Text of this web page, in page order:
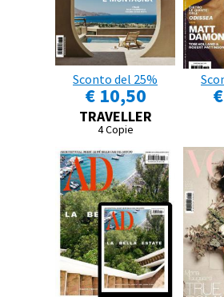
Sconto del 25%
€ 10,50
TRAVELLER
4 Copie